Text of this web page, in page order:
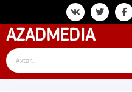
AZADMEDIA